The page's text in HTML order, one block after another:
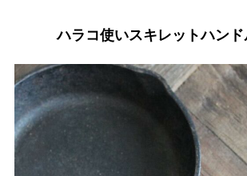
ハラコ使いスキレットハン